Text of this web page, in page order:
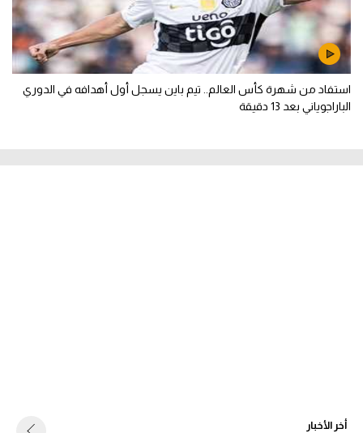
استفاد من شهرة كأس العالم.. تيم باين يسجل أول أهدافه في الدوري
الباراجوياني بعد 13 دقيقة
أخر الأخبار